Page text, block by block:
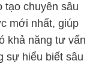
tạo chuyên sâu
mới nhất, giúp
khả năng tư vấn
sự hiểu biết sâu